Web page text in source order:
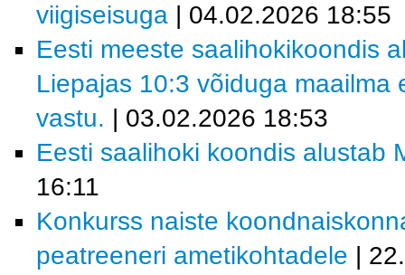
viigiseisuga | 04.02.2026 18:55
Eesti meeste saalihokikoondis
Liepajas 10:3 võiduga
vastu. | 03.02.2026 18:53
Eesti saalihoki koondis alustab
16:11
Konkurss naiste
peatreeneri ametikohtadele |